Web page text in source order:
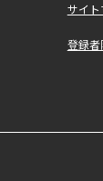
サイ
登録者